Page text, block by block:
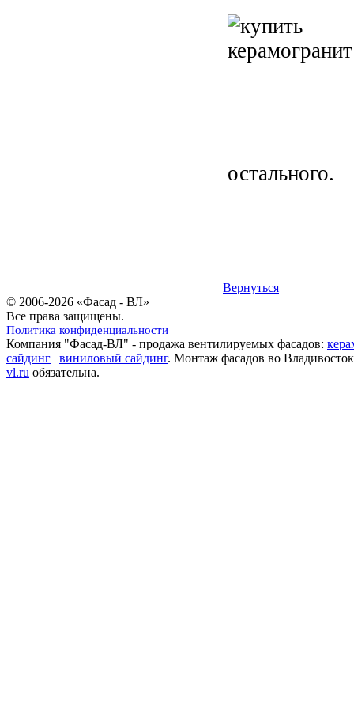
остального.
Вернуться
© 2006-2026 «Фасад - ВЛ»
Все права защищены.
Политика конфиденциальности
Компания "Фасад-ВЛ" - продажа вентилируемых фасадов:
сайдинг | виниловый сайдинг. Монтаж фасадов во
vl.ru обязательна.